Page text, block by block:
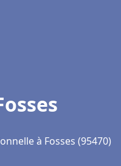
à Fosses (95470)